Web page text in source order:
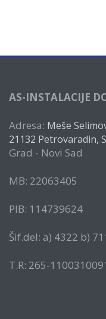
AS-INSTALACIJE
Adresa: Meše
21132 Petrovaradin,
Grad - Novi Sad
MB: 22063405
PIB: 114739624
Šif.del: a) 4322 b)
T.R: 265-